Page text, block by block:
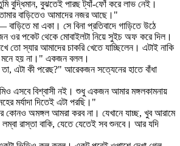
বুদ্ধিমান, বুঝতেই পারছ ট্যাঁ-ফোঁ করে লাভ নেই।
বাড়িতেও আমাদের নজর আছে।"
মা একা। সে বিনা প্রতিবাদে গাড়িতে উঠে
ওর পকেট থেকে মোবাইলটা নিয়ে সুইচ অফ করে দিল।
তো স্যার আমাদের চাকরি খেতে যাচ্ছিলেন। এটাই নাকি
মনে হয় না।" একজন বলল।
তা, এটা কী পরেছ?" আরেকজন সত্যেনের হাতে বাঁধা
এসবে বিশ্বাসী নই। শুধু একজন আমার মঙ্গলকামনায়
মর্যাদা দিতেই এটা পরছি।"
কোনও অমঙ্গল আমরা করব না। যেখানে যাচ্ছ, খুব আরামে
রাস্তা বাকি, যেতে যেতেই সব শুনবে। আর যদি